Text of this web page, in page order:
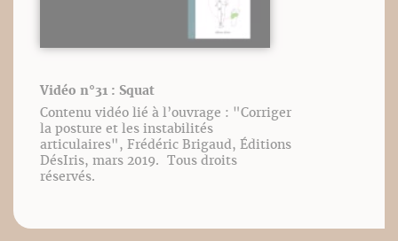
Vidéo n°31 : Squat
Contenu vidéo lié à l’ouvrage : "Corriger
la posture et les instabilités
articulaires", Frédéric Brigaud, Éditions
DésIris, mars 2019. Tous droits
réservés.